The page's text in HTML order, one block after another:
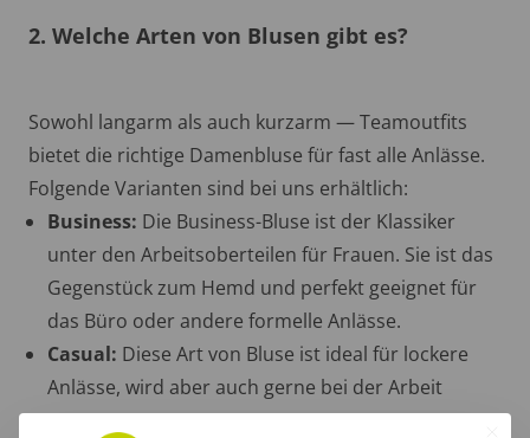
2. Welche Arten von Blusen gibt es?
Sowohl langarm als auch kurzarm — Teamoutfits
bietet die richtige Damenbluse für fast alle Anlässe.
Folgende Varianten sind bei uns erhältlich:
Business: Die Business-Bluse ist der Klassiker
unter den Arbeitsoberteilen für Frauen. Sie ist das
Gegenstück zum Hemd und perfekt geeignet für
das Büro oder andere formelle Anlässe.
Casual: Diese Art von Bluse ist ideal für lockere
Anlässe, wird aber auch gerne bei der Arbeit
getragen.